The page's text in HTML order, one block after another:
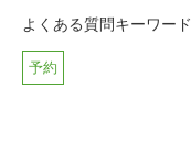
よくある質問キーワード
予約